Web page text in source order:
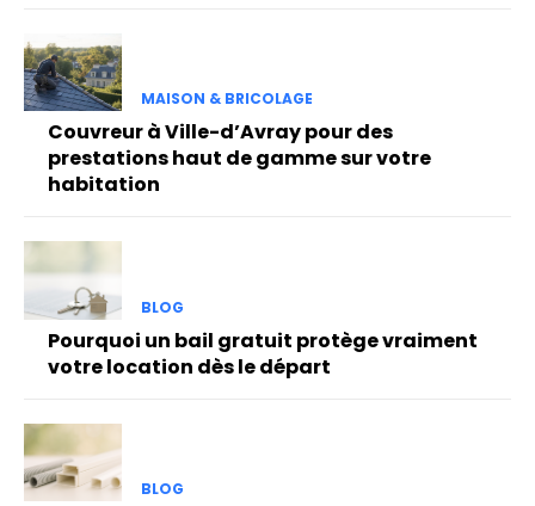
MAISON & BRICOLAGE
Couvreur à Ville-d’Avray pour des
prestations haut de gamme sur votre
habitation
BLOG
Pourquoi un bail gratuit protège vraiment
votre location dès le départ
BLOG